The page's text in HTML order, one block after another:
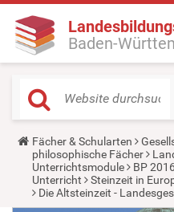
Baden-
Y
o
u
a
r
e
Fächer & Schularten
philosophische Fächer
Unterrichtsmodule
BP
Unterricht
Steinzeit in
Die Altsteinzeit -